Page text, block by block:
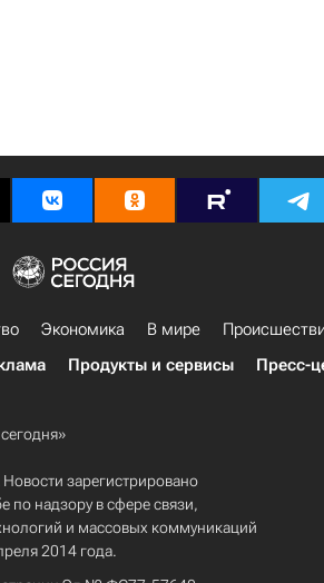
Экономика В мире
Продукты и сервисы Пресс-
зарегистрировано
по надзору в сфере связи,
и массовых коммуникаций
2014 года.